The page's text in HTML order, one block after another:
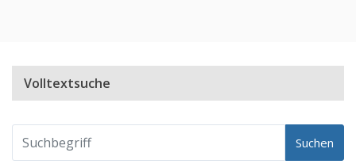
Volltextsuche
Suchen